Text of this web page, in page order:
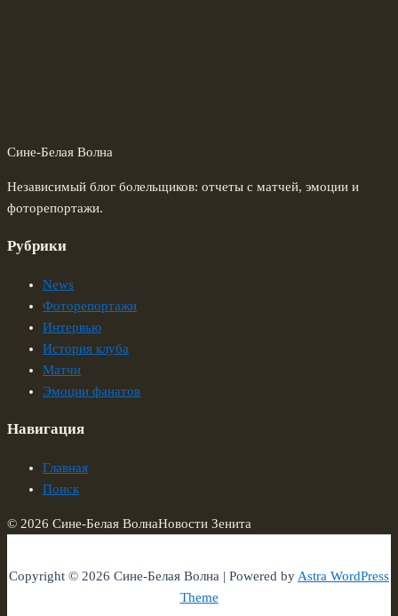
Сине-Белая Волна
Независимый блог болельщиков: отчеты с матчей, эмоции и
фоторепортажи.
Рубрики
News
Фоторепортажи
Интервью
История клуба
Матчи
Эмоции фанатов
Навигация
Главная
Поиск
© 2026 Сине-Белая ВолнаНовости Зенита
Copyright © 2026 Сине-Белая Волна | Powered byAstra WordPress
Theme